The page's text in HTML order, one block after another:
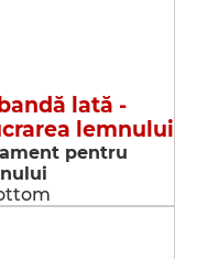
lată -
lemnului
pentru